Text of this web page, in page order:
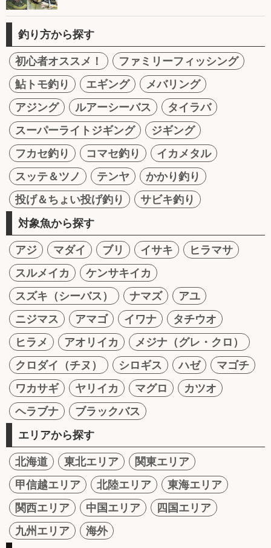
釣り方から探す
初心者オススメ！
ファミリーフィッシング
鮎トモ釣り
エギング
メバリング
アジング
ルアーシーバス
タイラバ
スーパーライトジギング
ジギング
フカセ釣り
コマセ釣り
イカメタル
スッテ＆ツノ
テンヤ
かかり釣り
投げ＆ちょい投げ釣り
サビキ釣り
対象魚から探す
アジ マダイ ブリ イサキ
ヒラマサ
スルメイカ
ケンサキイカ
スズキ（シーバス）
ナマズ
アユ
ニジマス
アマゴ イワナ
タチウオ
ヒラメ
アオリイカ
メジナ（グレ・クロ）
クロダイ（チヌ）
シロギス ハゼ
マゴチ
ワカサギ
ヤリイカ マグロ
カツオ
ヘラブナ
ブラックバス
エリアから探す
北海道 東北エリア
関東エリア
甲信越エリア
北陸エリア
東海エリア
関西エリア
中国エリア
四国エリア
九州エリア
海外